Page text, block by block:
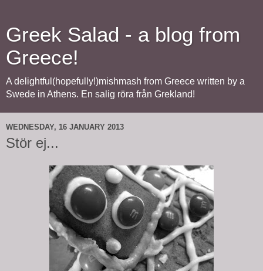
Greek Salad - a blog from
Greece!
A delightful(hopefully!)mishmash from Greece written by a
Swede in Athens. En salig röra från Grekland!
WEDNESDAY, 16 JANUARY 2013
Stör ej...